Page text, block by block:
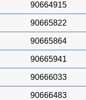
90664915
90665822
90665864
90665941
90666033
90666483